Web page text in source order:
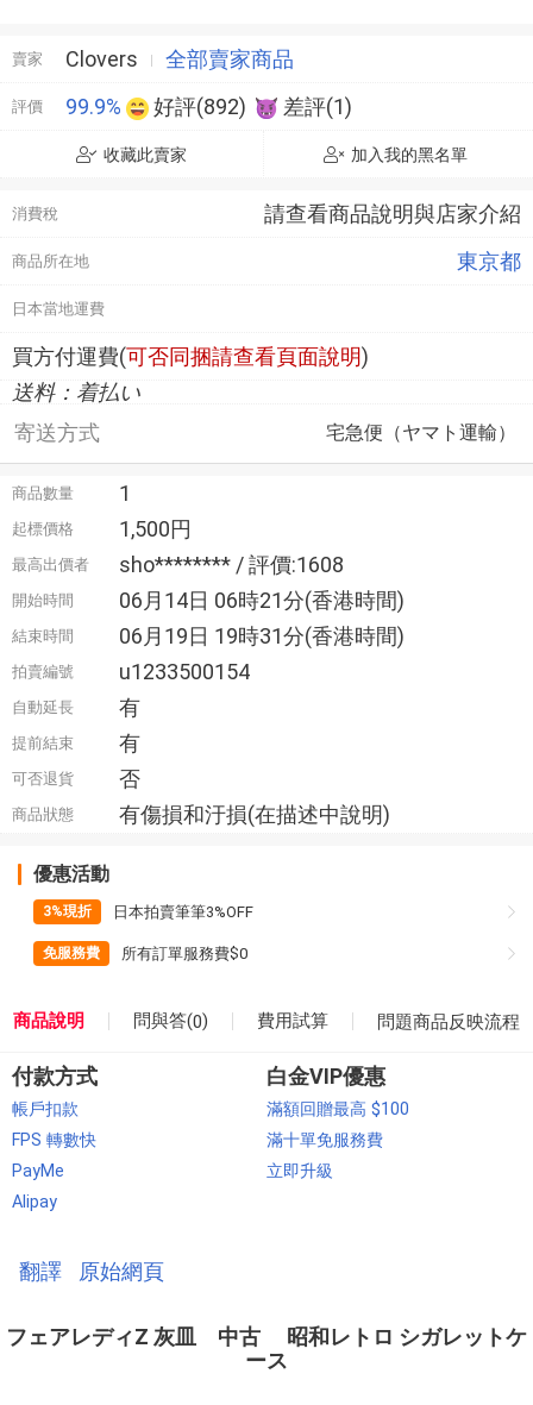
賣家 Clovers 全部賣家商品
評價 99.9% 好評(892) 差評(1)
收藏此賣家 加入我的黑名單
消費稅 請查看商品說明與店家介紹
商品所在地 東京都
日本當地運費
買方付運費(可否同捆請查看頁面說明)
送料：着払い
寄送方式
宅急便（ヤマト運輸）
商品數量 1
起標價格 1,500円
最高出價者 sho******** / 評價:1608
開始時間 06月14日 06時21分(香港時間)
結束時間 06月19日 19時31分(香港時間)
拍賣編號 u1233500154
自動延長 有
提前結束 有
可否退貨 否
商品狀態 有傷損和汙損(在描述中說明)
優惠活動
3%現折 日本拍賣筆筆3%OFF
免服務費 所有訂單服務費$0
商品說明 問與答(0) 費用試算 問題商品反映流程
付款方式
帳戶扣款
FPS 轉數快
PayMe
Alipay
白金VIP優惠
滿額回贈最高 $100
滿十單免服務費
立即升級
翻譯 原始網頁
フェアレディZ 灰皿 中古 昭和レトロ シガレットケ
ース